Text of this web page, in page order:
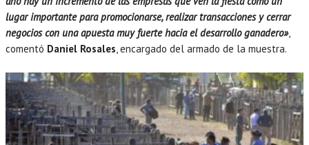
lugar importante para promocionarse, realizar transacciones y cerrar
negocios con una apuesta muy fuerte hacia el desarrollo ganadero»,
comentó Daniel Rosales , encargado del armado de la muestra.